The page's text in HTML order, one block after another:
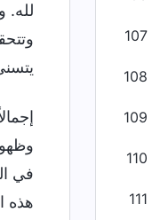
لله.
في
هذه